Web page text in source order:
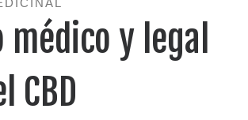
médico y legal
CBD